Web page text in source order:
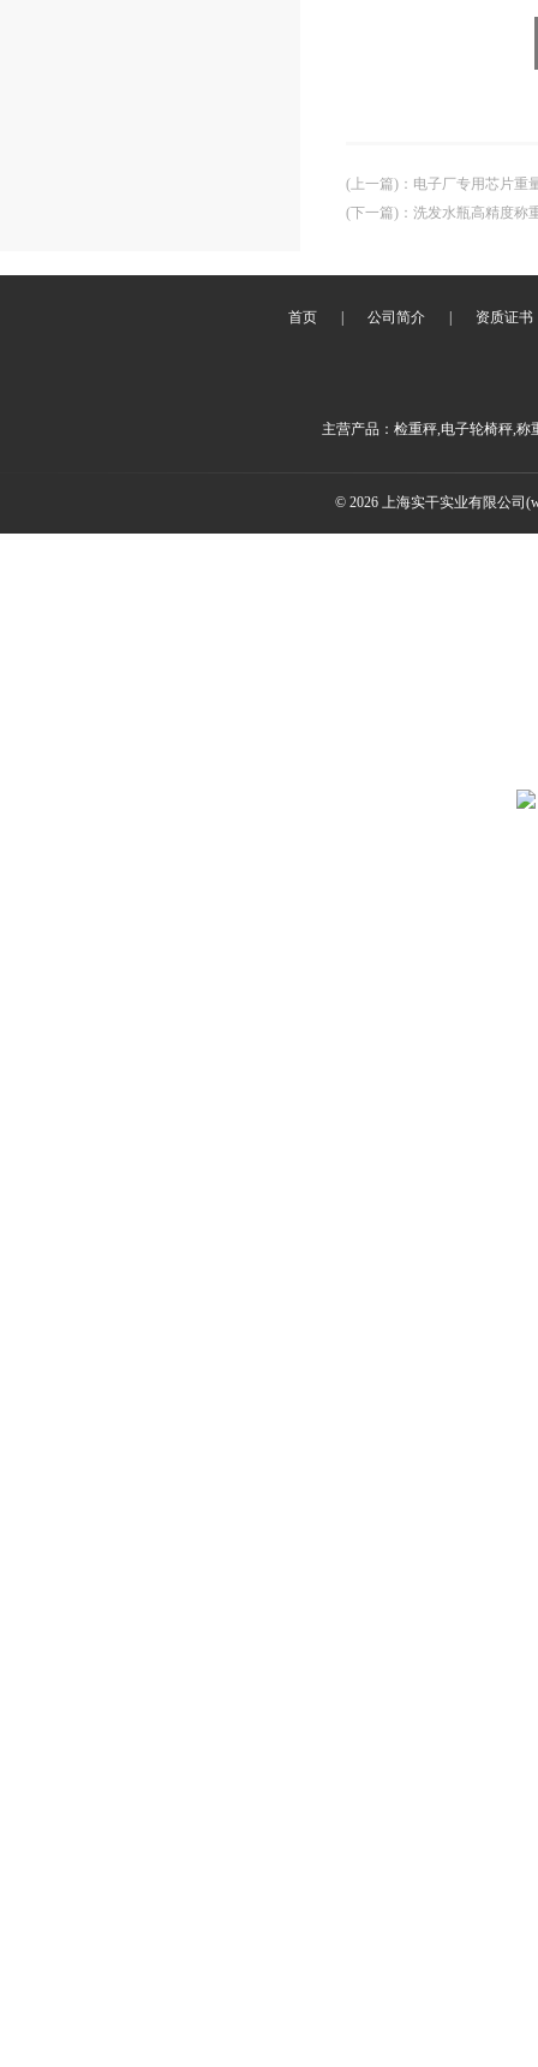
(上一篇) ： 电子厂专用芯片重
(下一篇) ： 洗发水瓶高精度称
首页 公司简介 资质证书
主营产品：检重秤,电子轮椅秤,
© 2026 上海实干实业有限公司